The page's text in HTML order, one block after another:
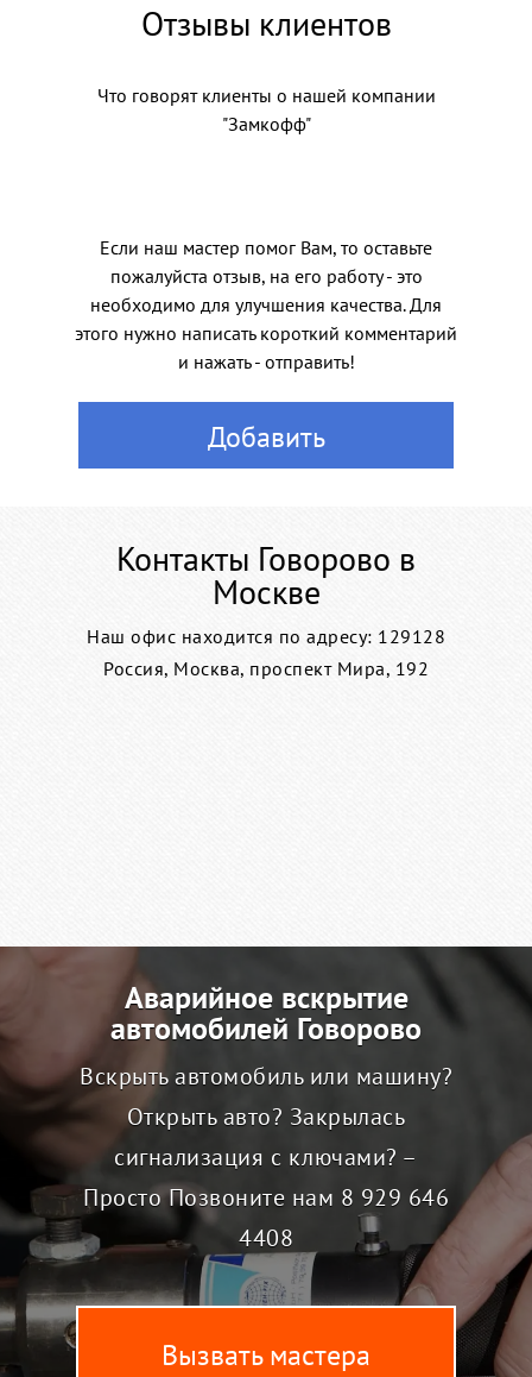
Отзывы клиентов
Что говорят клиенты о нашей компании
"Замкофф"
Если наш мастер помог Вам, то оставьте
пожалуйста отзыв, на его работу - это
необходимо для улучшения качества. Для
этого нужно написать короткий комментарий
и нажать - отправить!
Добавить
Контакты Говорово в
Москве
Наш офис находится по адресу: 129128
Россия, Москва, проспект Мира, 192
Аварийное вскрытие
автомобилей Говорово
Вскрыть автомобиль или машину?
Открыть авто? Закрылась
сигнализация с ключами? –
Просто Позвоните нам 8 929 646
4408
Вызвать мастера